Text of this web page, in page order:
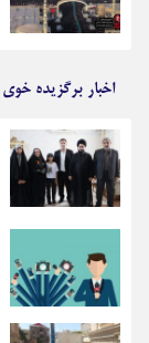
اخبار برگزیده خوی